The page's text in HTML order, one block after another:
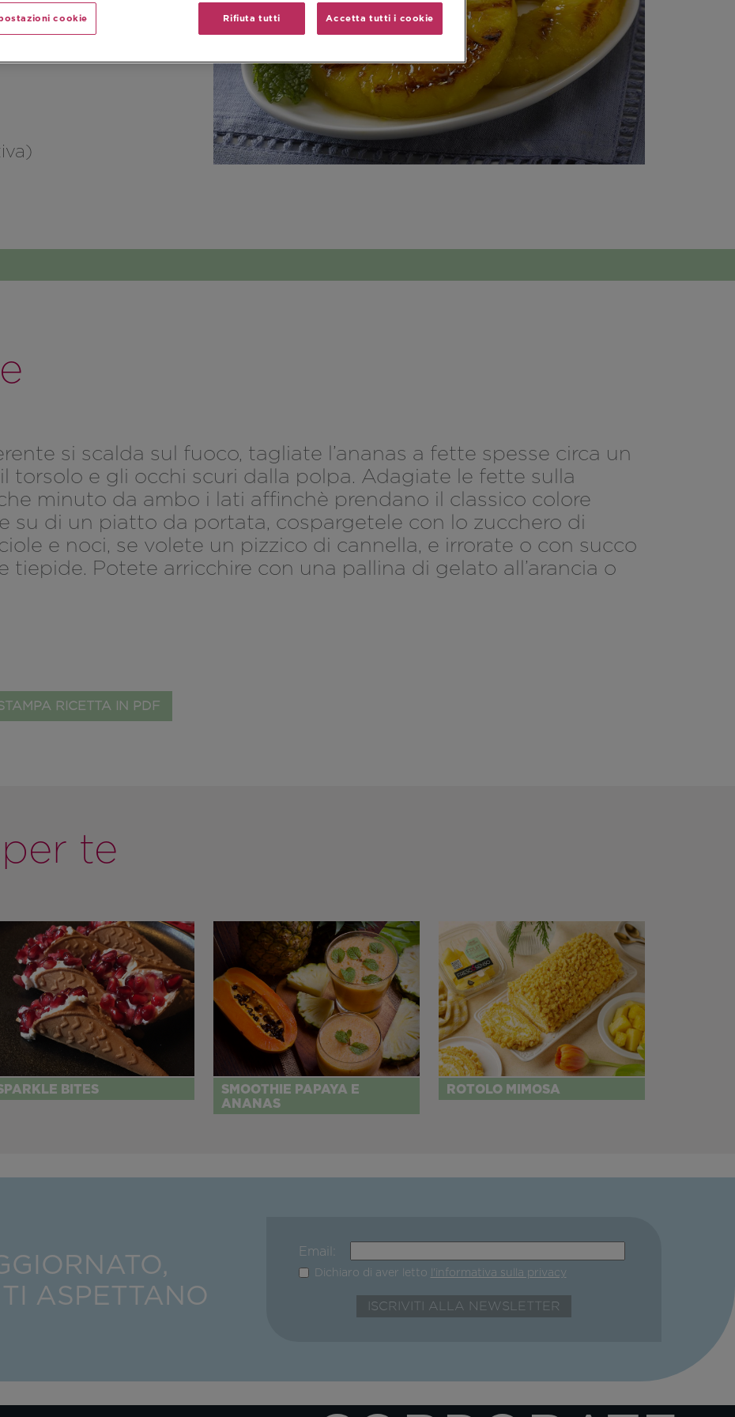
si scalda sul fuoco, tagliate l’ananas a fette spesse circa un
torsolo e gli occhi scuri dalla polpa. Adagiate le fette sulla
minuto da ambo i lati affinchè prendano il classico colore
su di un piatto da portata, cospargetele con lo zucchero di
e noci, se volete un pizzico di cannella, e irrorate o con succo
tiepide. Potete arricchire con una pallina di gelato all’arancia o
RICETTA IN PDF
te
BITES
SMOOTHIE PAPAYA E
ANANAS
ROTOLO MIMOSA
ASPETTANO
Email:
Dichiaro di aver letto l'informativa sulla privacy
Rifiuta tutti Accetta tutti i cookie
cookie